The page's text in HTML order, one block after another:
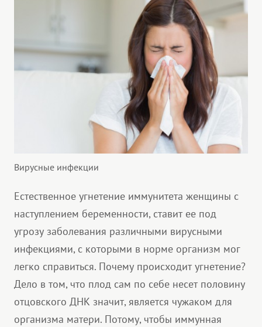
Вирусные инфекции
Естественное угнетение иммунитета женщины с
наступлением беременности, ставит ее под
угрозу заболевания различными вирусными
инфекциями, с которыми в норме организм мог
легко справиться. Почему происходит угнетение?
Дело в том, что плод сам по себе несет половину
отцовского ДНК значит, является чужаком для
организма матери. Потому, чтобы иммунная